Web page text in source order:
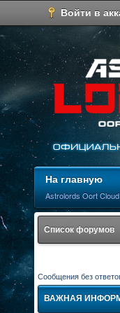
Войти в
На главную
Astrolords Oort Cloud
Список форумов
Сообщения без
ВАЖНАЯ